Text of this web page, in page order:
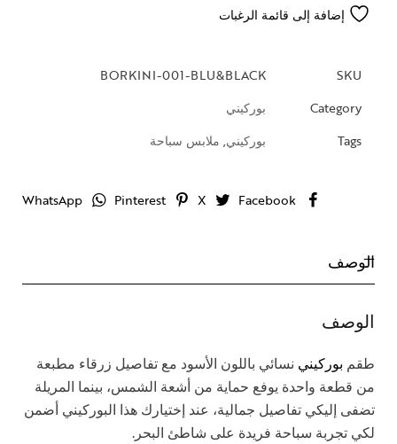
إضافة إلى قائمة الرغبات
SKU
BORKINI-001-BLU&BLACK
Category
بوركيني
Tags
بوركيني, ملابس سباحة
Facebook
X
Pinterest
WhatsApp
الوصف
الوصف
طقم بوركيني نسائي باللون الأسود مع تفاصيل زرقاء مطبعة
من قطعة واحدة يوفع حماية من أشعة الشمس، بينما المريلة
تضفى إليكي تفاصيل جمالية، عند إختيارك هذا البوركيني أضمن
لكي تجربة سباحة فريدة على شاطئ البحر.